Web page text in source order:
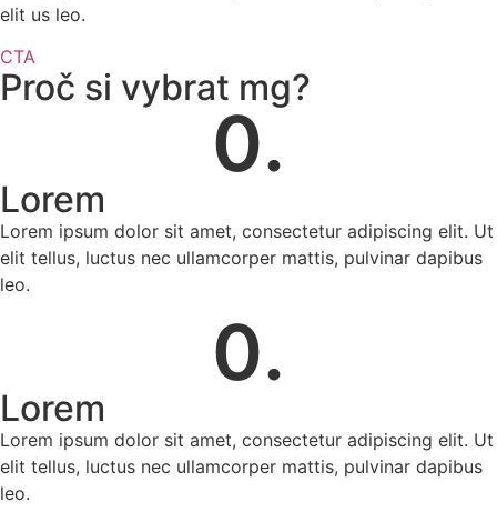
elit us leo.
CTA
Proč si vybrat mg?
0.
Lorem
Lorem ipsum dolor sit amet, consectetur adipiscing elit. Ut
elit tellus, luctus nec ullamcorper mattis, pulvinar dapibus
leo.
0.
Lorem
Lorem ipsum dolor sit amet, consectetur adipiscing elit. Ut
elit tellus, luctus nec ullamcorper mattis, pulvinar dapibus
leo.